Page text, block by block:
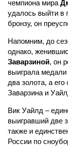
чемпиона мира
удалось выйти в
бронзу, он
Напомним, до
однако,
Заварзиной, он
выиграла
два золота, а его
Заварзина и
Вик Уайлд –
выигравший две
также и
России по